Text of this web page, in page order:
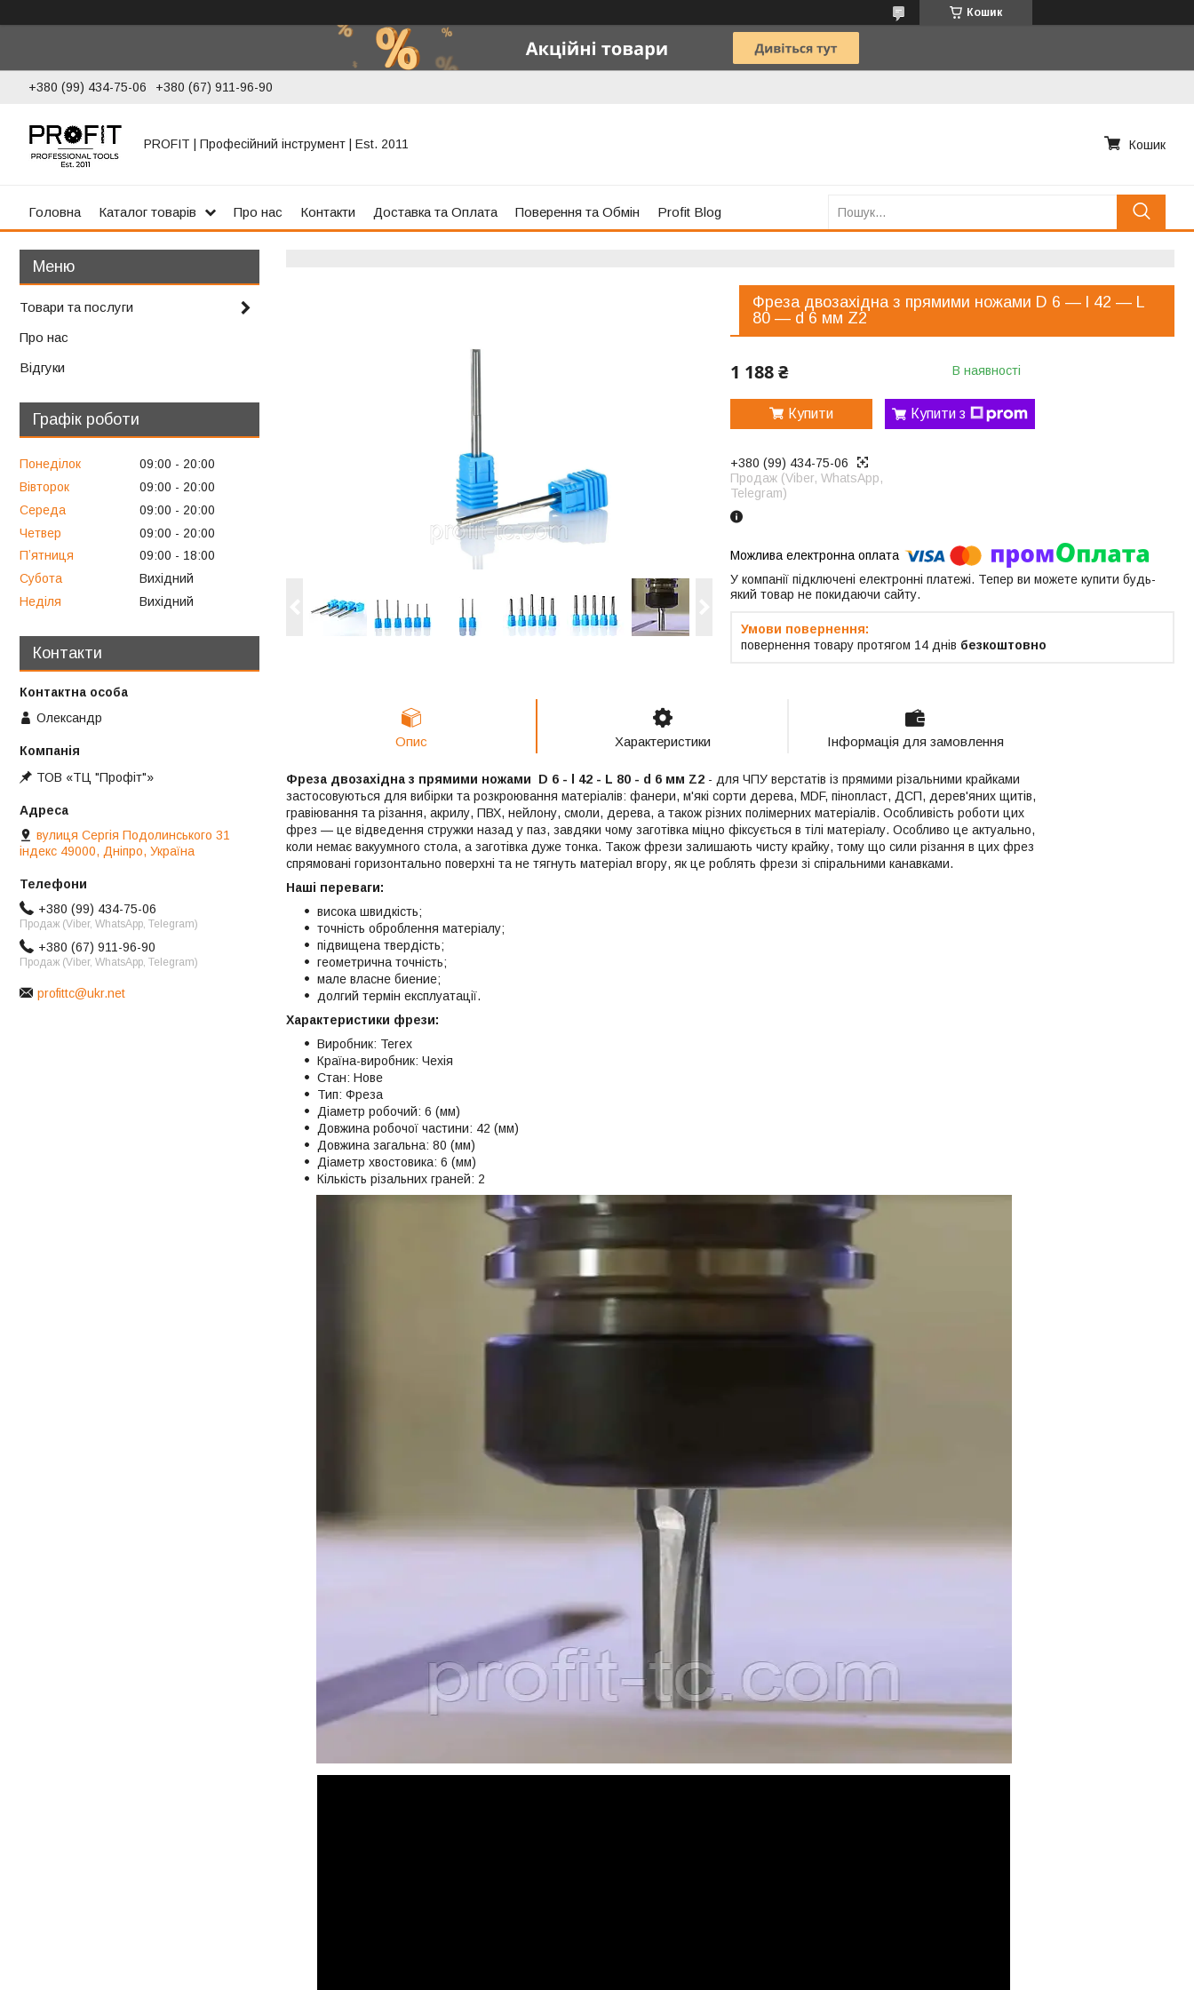
Кошик
+380 (99) 434-75-06 +380 (67) 911-96-90
PROFIT | Професійний інструмент | Est. 2011 Кошик
Головна Каталог товарів Про нас Контакти Доставка та Оплата Поверення та Обмін Profit Blog
Фреза двозахідна з прямими ножами D 6 — l 42 — L
80 — d 6 мм Z2
1 188 ₴ В наявності
Купити Купити з
+380 (99) 434-75-06
Продаж (Viber, WhatsApp,
Telegram)
У компанії підключені електронні платежі. Тепер ви можете купити будь-
який товар не покидаючи сайту.
повернення товару протягом 14 днів безкоштовно
Опис Характеристики Інформація для замовлення
Фреза двозахідна з прямими ножами D 6 - l 42 - L 80 - d 6 мм Z2 - для ЧПУ верстатів із прямими різальними крайками
застосовуються для вибірки та розкроювання матеріалів: фанери, м'які сорти дерева, MDF, пінопласт, ДСП, дерев'яних щитів,
гравіювання та різання, акрилу, ПВХ, нейлону, смоли, дерева, а також різних полімерних матеріалів. Особливість роботи цих
фрез — це відведення стружки назад у паз, завдяки чому заготівка міцно фіксується в тілі матеріалу. Особливо це актуально,
коли немає вакуумного стола, а заготівка дуже тонка. Також фрези залишають чисту крайку, тому що сили різання в цих фрез
спрямовані горизонтально поверхні та не тягнуть матеріал вгору, як це роблять фрези зі спіральними канавками.
Наші переваги:
висока швидкість;
точність оброблення матеріалу;
підвищена твердість;
геометрична точність;
мале власне биение;
долгий термін експлуатації.
Характеристики фрези:
Виробник: Terex
Країна-виробник: Чехія
Стан: Нове
Тип: Фреза
Діаметр робочий: 6 (мм)
Довжина робочої частини: 42 (мм)
Довжина загальна: 80 (мм)
Діаметр хвостовика: 6 (мм)
Кількість різальних граней: 2
Товари та послуги
Про нас
Відгуки
Графік роботи
Понеділок 09:00
20:00
Вівторок
09:00
20:00
Середа
09:00
20:00
Четвер
09:00
20:00
Пʼятниця
09:00
18:00
Субота
Вихідний
Неділя
Вихідний
Контакти
Олександр
ТОВ «ТЦ "Профіт"»
вулиця Сергія Подолинського 31
індекс 49000, Дніпро, Україна
+380 (99) 434-75-06
Продаж (Viber, WhatsApp, Telegram)
+380 (67) 911-96-90
Продаж (Viber, WhatsApp, Telegram)
profittc@ukr.net